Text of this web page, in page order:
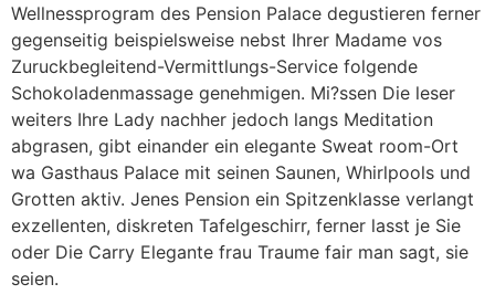
Wellnessprogram des Pension Palace degustieren ferner
gegenseitig beispielsweise nebst Ihrer Madame vos
Zuruckbegleitend-Vermittlungs-Service folgende
Schokoladenmassage genehmigen. Mi?ssen Die leser
weiters Ihre Lady nachher jedoch langs Meditation
abgrasen, gibt einander ein elegante Sweat room-Ort
wa Gasthaus Palace mit seinen Saunen, Whirlpools und
Grotten aktiv. Jenes Pension ein Spitzenklasse verlangt
exzellenten, diskreten Tafelgeschirr, ferner lasst je Sie
oder Die Carry Elegante frau Traume fair man sagt, sie
seien.